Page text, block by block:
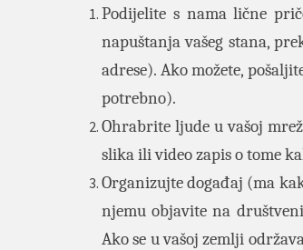
Podijelite s nama lične
napuštanja vašeg stana,
adrese). Ako možete,
potrebno).
Ohrabrite ljude u vašoj
slika ili video zapis o tome
Organizujte događaj (ma
njemu objavite na
Ako se u vašoj zemlji